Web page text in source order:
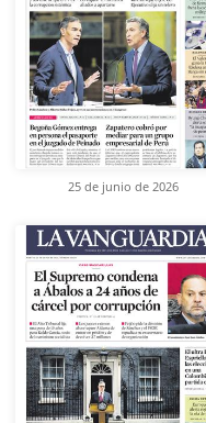
25 de junio de 2026